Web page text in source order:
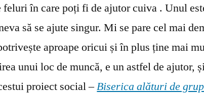
feluri în care poți fi de ajutor cuiva . Unul
să se ajute singur. Mi se pare cel mai
aproape oricui și în plus ține mai
unui loc de muncă, e un astfel de ajutor,
proiect social –Biserica alături de